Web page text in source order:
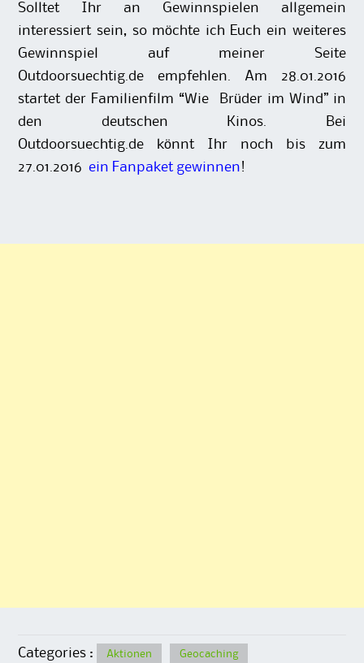
Solltet Ihr an Gewinnspielen allgemein
interessiert sein, so möchte ich Euch ein weiteres
Gewinnspiel auf meiner Seite
Outdoorsuechtig.de empfehlen. Am 28.01.2016
startet der Familienfilm “Wie Brüder im Wind” in
den deutschen Kinos. Bei
Outdoorsuechtig.de könnt Ihr noch bis zum
27.01.2016ein Fanpaket gewinnen!
Categories : Aktionen Geocaching